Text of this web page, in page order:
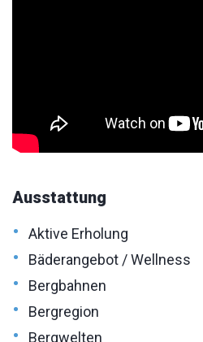
Ausstattung
• Aktive Erholung
• Bäderangebot / Wellness
• Bergbahnen
• Bergregion
• Bergwelten